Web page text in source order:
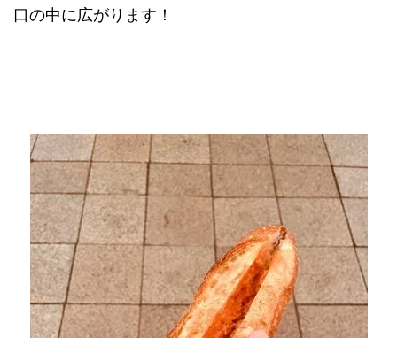
口の中に広がります！